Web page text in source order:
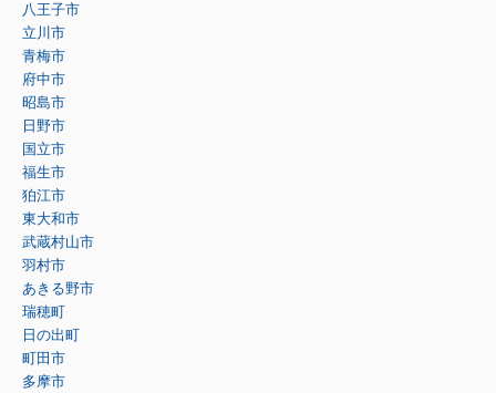
八王子市
立川市
青梅市
府中市
昭島市
日野市
国立市
福生市
狛江市
東大和市
武蔵村山市
羽村市
あきる野市
瑞穂町
日の出町
町田市
多摩市